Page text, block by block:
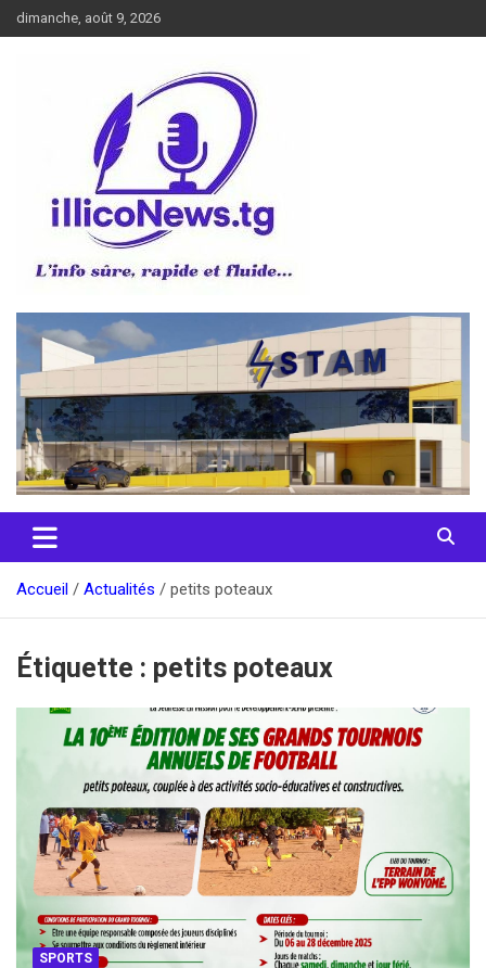
Aller
au
dimanche, août 9, 2026
illiconews
Accueil Actualités petits poteaux
Étiquette : petits poteaux
SPORTS